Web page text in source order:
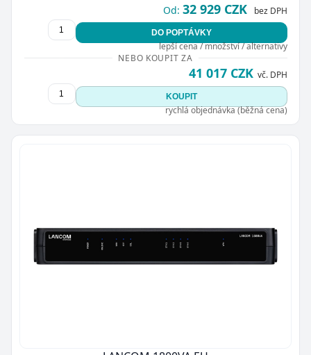
Od: 32 929 CZK bez DPH
DO POPTÁVKY
lepší cena / množství / alternativy
NEBO KOUPIT ZA
41 017 CZK vč. DPH
KOUPIT
rychlá objednávka (běžná cena)